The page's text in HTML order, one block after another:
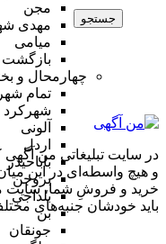
مجن
مهدی
میامی
بازگشت
چهارمحال و
تمام
شهرکرد
آلونی
اردل
باباحیدر
بروجن
بلداجی
بن
جونقان
جستجو
در سایت تبلیغاتی من
و هیچ واسطه‌ای در این
خرید و فروشِ شما، سایت
باید خودشان جنبه‌های